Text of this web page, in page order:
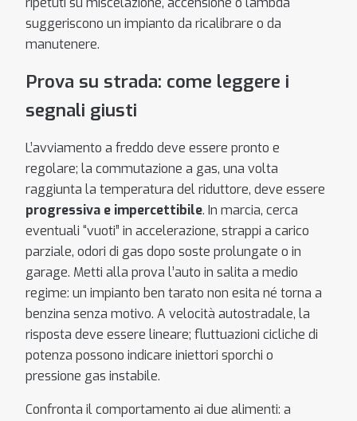
suggeriscono un impianto da ricalibrare o da
manutenere.
Prova su strada: come leggere i
segnali giusti
L’avviamento a freddo deve essere pronto e
regolare; la commutazione a gas, una volta
raggiunta la temperatura del riduttore, deve essere
progressiva e impercettibile. In marcia, cerca
eventuali “vuoti” in accelerazione, strappi a carico
parziale, odori di gas dopo soste prolungate o in
garage. Metti alla prova l’auto in salita a medio
regime: un impianto ben tarato non esita né torna a
benzina senza motivo. A velocità autostradale, la
risposta deve essere lineare; fluttuazioni cicliche di
potenza possono indicare iniettori sporchi o
pressione gas instabile.
Confronta il comportamento ai due alimenti: a